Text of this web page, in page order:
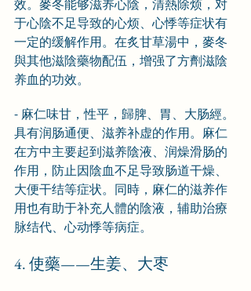
效。麥冬能够滋养心陰，清熱除烦，对
于心陰不足导致的心烦、心悸等症状有
一定的缓解作用。在炙甘草湯中，麥冬
與其他滋陰藥物配伍，增强了方劑滋陰
养血的功效。
- 麻仁味甘，性平，歸脾、胃、大肠經。
具有润肠通便、滋养补虚的作用。麻仁
在方中主要起到滋养陰液、润燥滑肠的
作用，防止因陰血不足导致肠道干燥、
大便干结等症状。同時，麻仁的滋养作
用也有助于补充人體的陰液，辅助治療
脉结代、心动悸等病症。
4. 使藥——生姜、大枣